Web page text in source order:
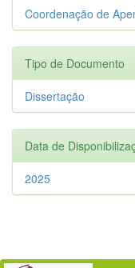
Coordenação de
Tipo de Documento
Dissertação
Data de
2025